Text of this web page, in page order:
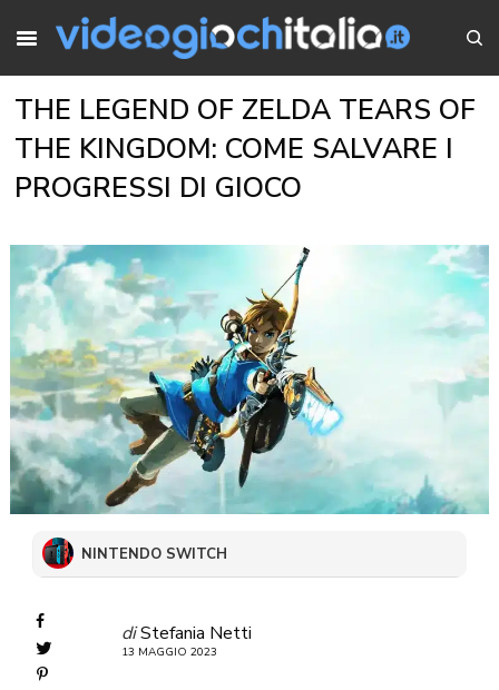
THE LEGEND OF ZELDA TEARS OF
THE KINGDOM: COME SALVARE I
PROGRESSI DI GIOCO
NINTENDO SWITCH
diStefania Netti
13 MAGGIO 2023